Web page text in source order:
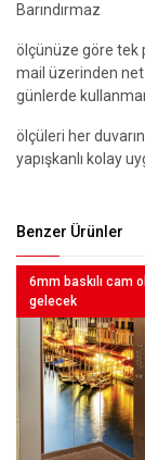
Barındırmaz
ölçünüze göre tek
mail üzerinden
günlerde
ölçüleri her
yapışkanlı kolay
Benzer Ürünler
6mm baskılı cam
gelecek